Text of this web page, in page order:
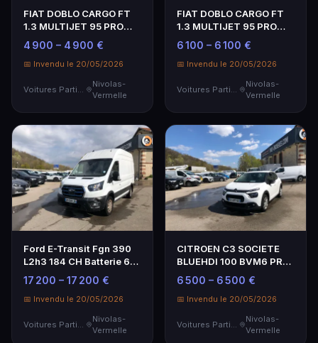
FIAT DOBLO CARGO FT
1.3 MULTIJET 95 PRO
LOUNGE - Genre : CTT…
4 900 – 4 900 €
📅 Invendu le 20/05/2026
Voitures Particulières
Nivolas-
Vermelle
FIAT DOBLO CARGO FT
1.3 MULTIJET 95 PRO
LOUNGE - Genre : CTT…
6 100 – 6 100 €
📅 Invendu le 20/05/2026
Voitures Particulières
Nivolas-
Vermelle
Ford E-Transit Fgn 390
L2h3 184 CH Batterie 68
Kvh Trend - G…
17 200 – 17 200 €
📅 Invendu le 20/05/2026
Nivolas-
Vermelle
CITROEN C3 SOCIETE
BLUEHDI 100 BVM6 PRO
- Genre : VASP - Car…
6 500 – 6 500 €
📅 Invendu le 20/05/2026
Nivolas-
Vermelle